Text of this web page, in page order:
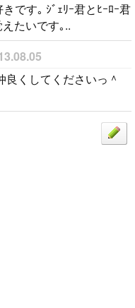
です｡ ｼﾞｪﾘｰ君とﾋｰﾛｰ君
たいです｡..
くしてくださいっ＾